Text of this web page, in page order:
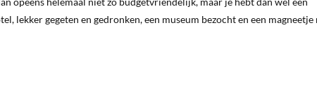
lekker gegeten en gedronken, een museum bezocht en een magneetje